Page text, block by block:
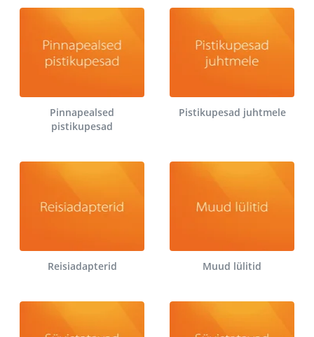
Pinnapealsed
pistikupesad
Pistikupesad juhtmele
Reisiadapterid Muud lülitid